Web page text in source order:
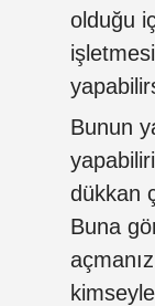
olduğu
Bunun
dükkan
Buna